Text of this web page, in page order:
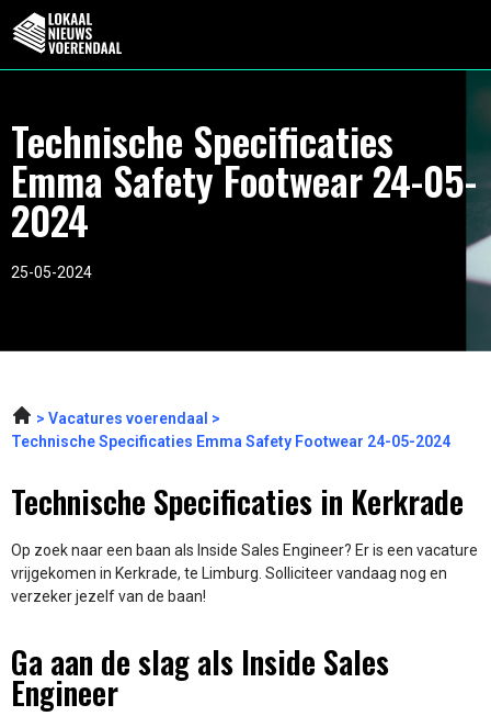
Technische Specificaties
Emma Safety Footwear 24-05-
2024
25-05-2024
Vacatures voerendaal
Technische Specificaties Emma Safety Footwear 24-05-2024
Technische Specificaties in Kerkrade
Op zoek naar een baan als Inside Sales Engineer? Er is een vacature
vrijgekomen in Kerkrade, te Limburg. Solliciteer vandaag nog en
verzeker jezelf van de baan!
Ga aan de slag als Inside Sales
Engineer